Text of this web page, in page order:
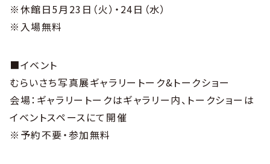
※休館日5月23日（火）・24日（水）
※入場無料
■イベント
むらいさち写真展ギャラリートーク&トークショー
会場：ギャラリートークはギャラリー内、トークショーは
イベントスペースにて開催
※予約不要・参加無料